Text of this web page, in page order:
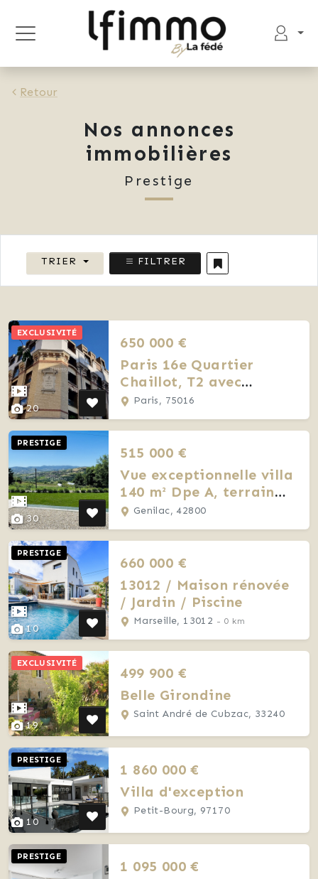
Retour
Nos annonces
immobilières
Prestige
TRIER FILTRER
20
EXCLUSIVITÉ
650 000 €
Paris 16e Quartier
Chaillot, T2 avec
balcon, Clé-en-main
Paris, 75016
30
PRESTIGE
515 000 €
Vue exceptionnelle villa
140 m² Dpe A, terrain
1300 m² 3 ch + bureau
Genilac, 42800
10
PRESTIGE
660 000 €
13012 / Maison rénovée
/ Jardin / Piscine
Marseille, 13012 - 0 km
19
EXCLUSIVITÉ
499 900 €
Belle Girondine
Saint André de Cubzac, 33240
10
PRESTIGE
1 860 000 €
Villa d'exception
Petit-Bourg, 97170
PRESTIGE
1 095 000 €